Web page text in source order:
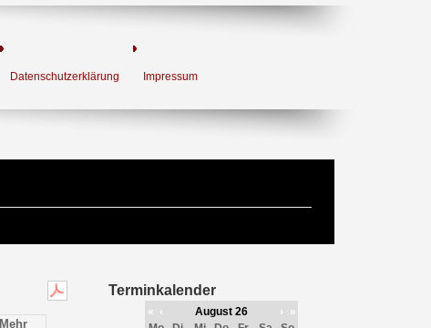
Datenschutzerklärung Impressum
Mehr
Terminkalender
« ‹ August 26 ›
»